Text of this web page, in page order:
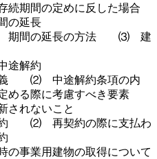
間の定めに反した場合
の延長
間の延長の方法 ⑶ 建
途解約
義 ⑵ 中途解約条項の内
る際に考慮すべき要素
されないこと
約 ⑵ 再契約の際に支払わ
の事業用建物の取得について